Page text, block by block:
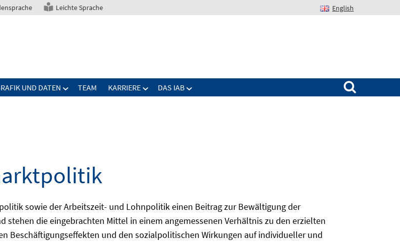
Leichte Sprache English
UND DATEN TEAM KARRIERE DAS IAB
Suchen nach:
sowie der Arbeitszeit- und Lohnpolitik einen Beitrag zur Bewältigung der
stehen die eingebrachten Mittel in einem angemessenen Verhältnis zu den erzielten
Beschäftigungseffekten und den sozialpolitischen Wirkungen auf individueller und